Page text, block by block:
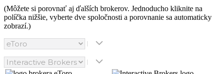
(Môžete si porovnať aj ďalších brokerov. Jednoducho kliknite na
políčka nižšie, vyberte dve spoločnosti a porovnanie sa automaticky
zobrazí.)